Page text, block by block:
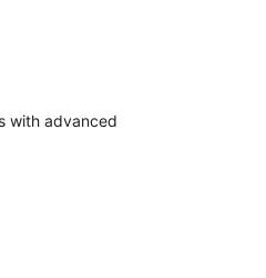
with advanced